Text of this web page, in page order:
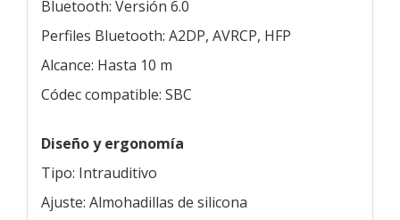
Bluetooth: Versión 6.0
Perfiles Bluetooth: A2DP, AVRCP, HFP
Alcance: Hasta 10 m
Códec compatible: SBC
Diseño y ergonomía
Tipo: Intrauditivo
Ajuste: Almohadillas de silicona